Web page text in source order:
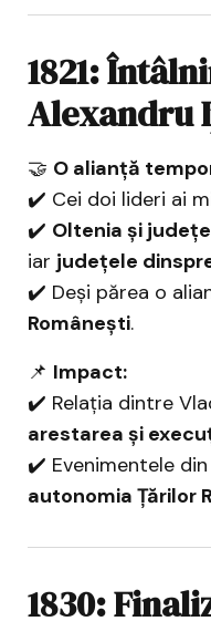
1821:
Alexandru
🤝 O alianță
✔️ Cei doi lideri ai
✔️ Oltenia și
iar județele
✔️ Deși părea o
Românești.
📌 Impact:
✔️ Relația dintre
arestarea și
✔️ Evenimentele din
autonomia Țărilor
1830: